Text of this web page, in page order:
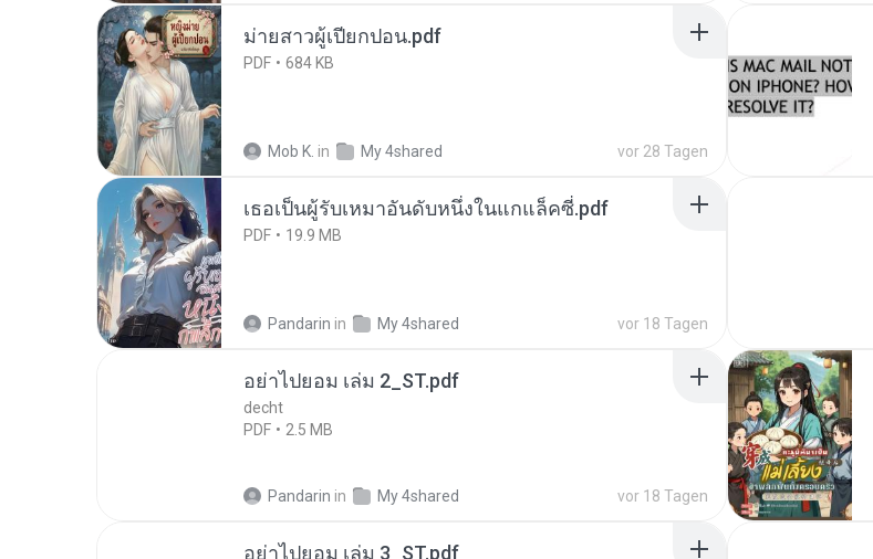
ม่ายสาวผู้เปียกปอน.pdf
PDF 684 KB
Mob K. in My 4shared vor 28 Tagen
เธอเป็นผู้รับเหมาอันดับหนึ่งในแกแล็คซี่.pdf
PDF 19.9 MB
Pandarin in My 4shared vor 18 Tagen
อย่าไปยอม เล่ม 2_ST.pdf
decht
PDF
2.5 MB
Pandarin in My 4shared vor 18 Tagen
อย่าไปยอม เล่ม 3_ST.pdf